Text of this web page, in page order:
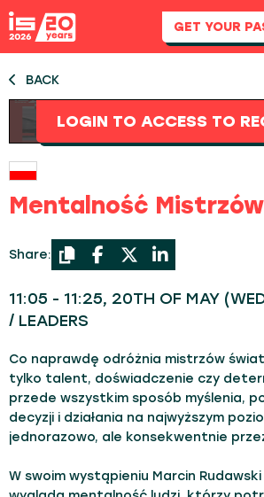
GET YOUR
BACK
LOGIN TO ACCESS TO
Mentalność
Share:
11:05 - 11:25, 20TH OF MAY
/ LEADERS
Co naprawdę odróżnia mistrzów
tylko talent, doświadczenie czy
przede wszystkim sposób myślenia,
decyzji i działania na najwyższym
jednorazowo, ale konsekwentnie
W swoim wystąpieniu Marcin